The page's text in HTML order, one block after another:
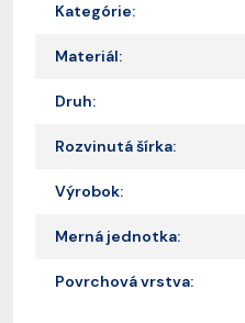
Kategórie:
Materiál:
Druh:
Rozvinutá šírka:
Výrobok:
Merná jednotka:
Povrchová vrstva: